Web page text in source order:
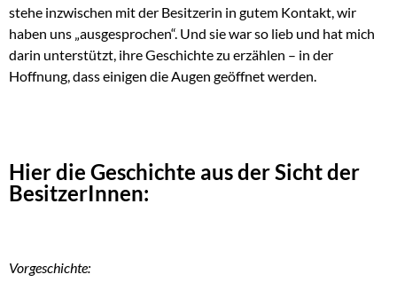
stehe inzwischen mit der Besitzerin in gutem Kontakt, wir
haben uns „ausgesprochen“. Und sie war so lieb und hat mich
darin unterstützt, ihre Geschichte zu erzählen – in der
Hoffnung, dass einigen die Augen geöffnet werden.
Hier die Geschichte aus der Sicht der
BesitzerInnen:
Vorgeschichte: